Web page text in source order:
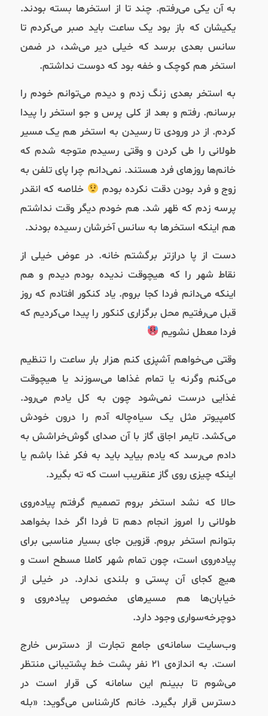
به آن یکی می‌رفتم. چند تا از استخرها بسته بودند.
یکیشان که باز بود یک ساعت باید صبر می‌کردم تا
سانس بعدی برسد که خیلی دیر می‌شد، در ضمن
استخر هم کوچک و خفه بود که دوست نداشتم.
به استخر بعدی زنگ زدم و دیدم می‌توانم خودم را
برسانم. رفتم و بعد از کلی پرس و جو استخر را پیدا
کردم. از در ورودی تا رسیدن به استخر هم یک مسیر
طولانی را طی کردن و وقتی رسیدم متوجه شدم که
خانم‌ها روزهای فرد هستند. نمی‌دانم چرا پای تلفن به
زوج و فرد بودن دقت نکرده بودم
خلاصه که انقدر
پرسه زدم که ظهر شد. هم خودم دیگر وقت نداشتم
هم اینکه استخرها به سانس آخرشان رسیده بودند.
دست از پا درازتر برگشتم خانه. در عوض خیلی از
نقاط شهر را که هیچوقت ندیده بودم دیدم و هم
اینکه می‌دانم فردا کجا بروم. یاد کنکور افتادم که روز
قبل می‌رفتیم محل برگزاری کنکور را پیدا می‌کردیم که
فردا معطل نشویم
وقتی می‌خواهم آشپزی کنم هزار بار ساعت را تنظیم
می‌کنم وگرنه یا تمام غذاها می‌سوزند یا هیچوقت
غذایی درست نمی‌شود چون به کل یادم می‌رود.
کامپیوتر مثل یک سیاه‌چاله آدم را درون خودش
می‌کشد. تایمر اجاق گاز با آن صدای گوش‌خراشش به
دادم می‌رسد که یادم بیاید باید به فکر غذا باشم یا
اینکه چیزی روی گاز عنقریب است که ته بگیرد.
حالا که نشد استخر بروم تصمیم گرفتم پیاده‌روی
طولانی را امروز انجام دهم تا فردا اگر خدا بخواهد
بتوانم استخر بروم. قزوین جای بسیار مناسبی برای
پیاده‌روی است، چون تمام شهر کاملا مسطح است و
هیچ کجای آن پستی و بلندی ندارد. در خیلی از
خیابان‌ها هم مسیرهای مخصوص پیاده‌روی و
دوچرخه‌سواری وجود دارد.
وب‌سایت سامانه‌ی جامع تجارت از دسترس خارج
است. به اندازه‌ی ۲۱ نفر پشت خط پشتیبانی منتظر
می‌شوم تا ببینم این سامانه کی قرار است در
دسترس قرار بگیرد. خانم کارشناس می‌گوید: «بله